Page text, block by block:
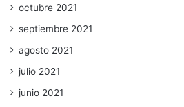
octubre 2021
septiembre 2021
agosto 2021
julio 2021
junio 2021